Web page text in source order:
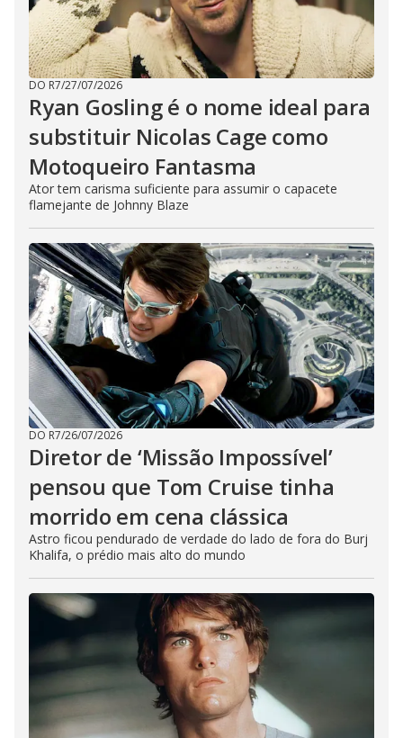
DO R7/27/07/2026
Ryan Gosling é o nome ideal para
substituir Nicolas Cage como
Motoqueiro Fantasma
Ator tem carisma suficiente para assumir o capacete
flamejante de Johnny Blaze
DO R7/26/07/2026
Diretor de ‘Missão Impossível’
pensou que Tom Cruise tinha
morrido em cena clássica
Astro ficou pendurado de verdade do lado de fora do Burj
Khalifa, o prédio mais alto do mundo